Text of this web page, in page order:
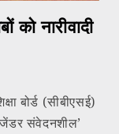
नारीवादी
बोर्ड (सीबीएसई)
संवेदनशील’